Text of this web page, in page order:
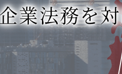
業法務を